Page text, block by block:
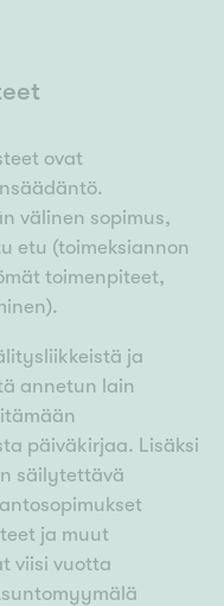
ovat
välinen sopimus,
etu (toimeksiannon
toimenpiteet,
ja
annetun lain
päiväkirjaa. Lisäksi
säilytettävä
ja muut
viisi vuotta